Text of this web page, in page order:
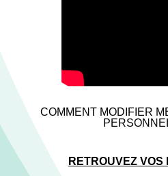
COMMENT MODIFIER
RETROUVEZ VOS